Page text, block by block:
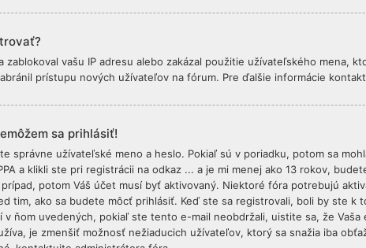
zablokoval vašu IP adresu alebo zakázal použitie užívateľského mena,
prístupu nových užívateľov na fórum. Pre ďalšie informácie
sa prihlásiť!
správne užívateľské meno a heslo. Pokiaľ sú v poriadku, potom sa
a klikli ste pri registrácii na odkaz ... a je mi menej ako 13 rokov,
potom Váš účet musí byť aktivovaný. Niektoré fóra potrebujú
tim, ako sa budete môcť prihlásiť. Keď ste sa registrovali, boli by ste k
ňom uvedených, pokiaľ ste tento e-mail neobdržali, uistite sa, že Vaša
je zmenšiť možnosť nežiaducich užívateľov, ktorý sa snažia iba